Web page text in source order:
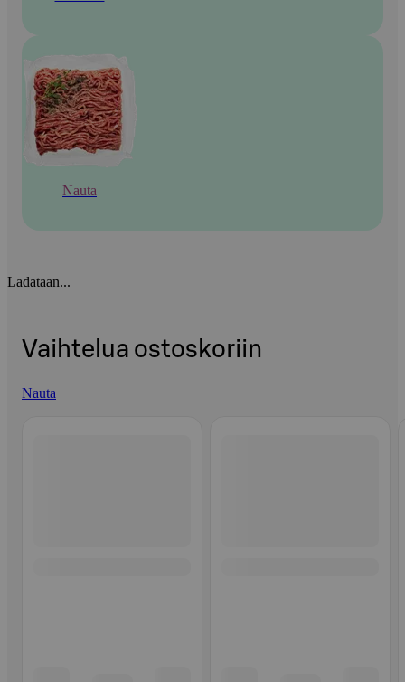
Nauta
Ladataan...
Vaihtelua ostoskoriin
Nauta